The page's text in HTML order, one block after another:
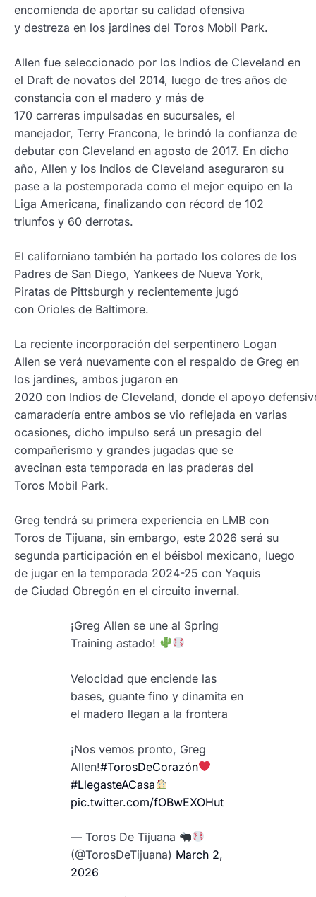
encomienda de aportar su calidad ofensiva
y destreza en los jardines del Toros Mobil Park.
Allen fue seleccionado por los Indios de Cleveland en
el Draft de novatos del 2014, luego de tres años de
constancia con el madero y más de
170 carreras impulsadas en sucursales, el
manejador, Terry Francona, le brindó la confianza de
debutar con Cleveland en agosto de 2017. En dicho
año, Allen y los Indios de Cleveland aseguraron su
pase a la postemporada como el mejor equipo en la
Liga Americana, finalizando con récord de 102
triunfos y 60 derrotas.
El californiano también ha portado los colores de los
Padres de San Diego, Yankees de Nueva York,
Piratas de Pittsburgh y recientemente jugó
con Orioles de Baltimore.
La reciente incorporación del serpentinero Logan
Allen se verá nuevamente con el respaldo de Greg en
los jardines, ambos jugaron en
2020 con Indios de Cleveland, donde el apoyo
camaradería entre ambos se vio reflejada en varias
ocasiones, dicho impulso será un presagio del
compañerismo y grandes jugadas que se
avecinan esta temporada en las praderas del
Toros Mobil Park.
Greg tendrá su primera experiencia en LMB con
Toros de Tijuana, sin embargo, este 2026 será su
segunda participación en el béisbol mexicano, luego
de jugar en la temporada 2024-25 con Yaquis
de Ciudad Obregón en el circuito invernal.
¡Greg Allen se une al Spring
Training astado!
Velocidad que enciende las
bases, guante fino y dinamita en
el madero llegan a la frontera
¡Nos vemos pronto, Greg
Allen!#TorosDeCorazón
#LlegasteACasa
pic.twitter.com/fOBwEXOHut
— Toros De Tijuana
(@TorosDeTijuana) March 2,
2026